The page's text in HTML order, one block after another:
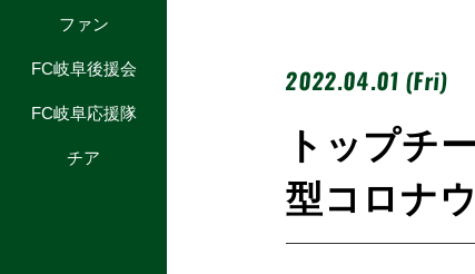
ファン
FC岐阜後援会
FC岐阜応援隊
チア
2022.04.01 (Fri)
トップチ
型コロナ